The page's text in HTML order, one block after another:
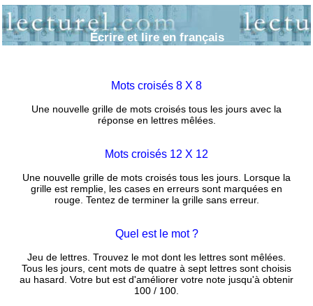
Écrire et lire en français
Mots croisés 8 X 8
Une nouvelle grille de mots croisés tous les jours avec la
réponse en lettres mêlées.
Mots croisés 12 X 12
Une nouvelle grille de mots croisés tous les jours. Lorsque la
grille est remplie, les cases en erreurs sont marquées en
rouge. Tentez de terminer la grille sans erreur.
Quel est le mot ?
Jeu de lettres. Trouvez le mot dont les lettres sont mêlées.
Tous les jours, cent mots de quatre à sept lettres sont choisis
au hasard. Votre but est d'améliorer votre note jusqu'à obtenir
100 / 100.